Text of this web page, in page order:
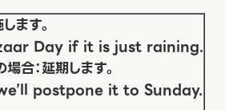
ます。
Day if it is just raining.
合：延期します。
postpone it to Sunday.